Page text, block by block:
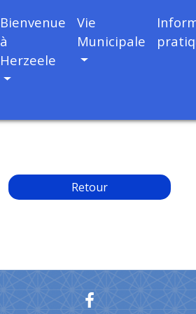
Bienvenue
à
Herzeele
Vie
Municipale
Retour